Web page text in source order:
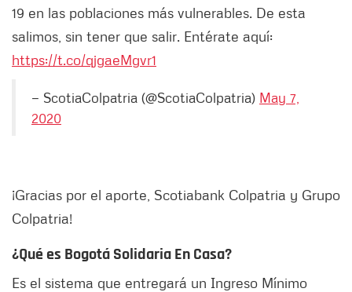
19 en las poblaciones más vulnerables. De esta
salimos, sin tener que salir. Entérate aquí:
https://t.co/qjgaeMgvr1
— ScotiaColpatria (@ScotiaColpatria) May 7,
2020
¡Gracias por el aporte, Scotiabank Colpatria y Grupo
Colpatria!
¿Qué es Bogotá Solidaria En Casa?
Es el sistema que entregará un Ingreso Mínimo